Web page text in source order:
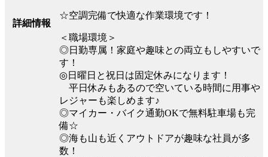
詳細情報
☆空調完備で快適な作業環境です！
＜職場環境＞
◎日勤専属！家庭や趣味との両立もしやすいで
す！
◎日曜日と祝日は固定休みになります！
平日休みもあるので空いている時間に用事や
レジャーも楽しめます♪
◎マイカー・バイク通勤OKで無料駐車場も完
備☆
◎海も山も近くアウトドアが趣味な社員が多
数！